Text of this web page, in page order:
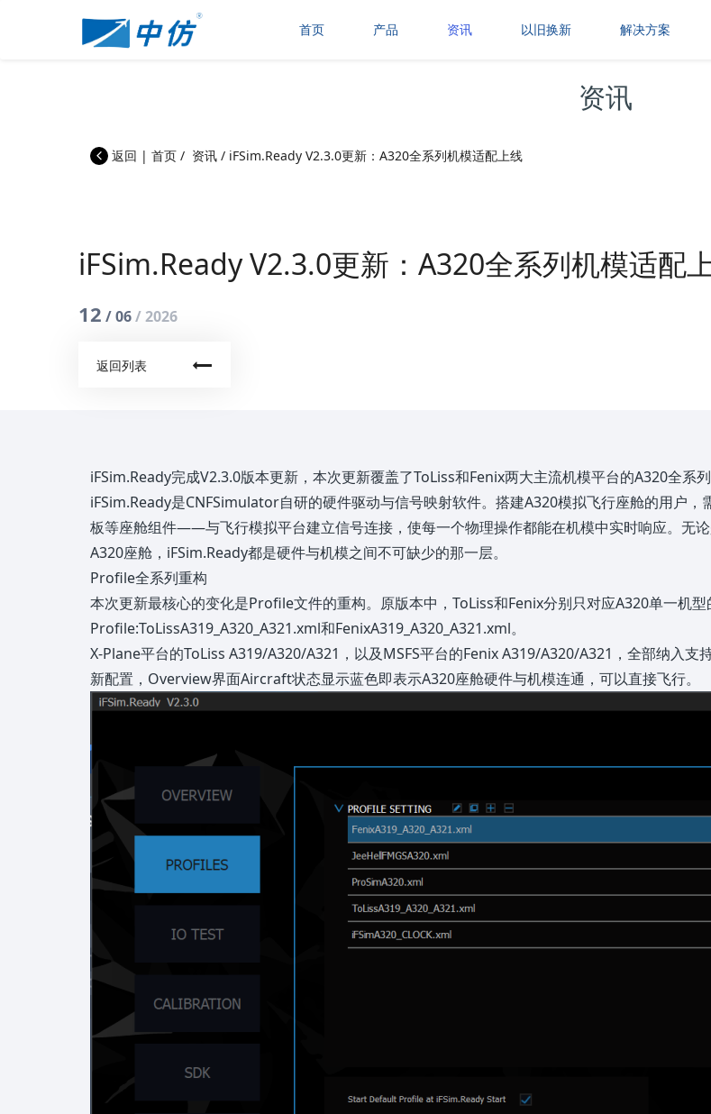
首页 产品 资讯 以旧换新 解决方案
资讯
返回 |首页 / 资讯 / iFSim.Ready V2.3.0更新：A320全系列机模适配上线
iFSim.Ready V2.3.0更新：A320全系列机模适配
12 / 06/ 2026
返回列表
iFSim.Ready完成V2.3.0版本更新，本次更新覆盖了ToLiss和Fenix两大主流机模平台的A320全系列
iFSim.Ready是CNFSimulator自研的硬件驱动与信号映射软件。搭建A320模拟飞行座舱的用户
板等座舱组件——与飞行模拟平台建立信号连接，使每一个物理操作都能在机模中实时响应。无
A320座舱，iFSim.Ready都是硬件与机模之间不可缺少的那一层。
Profile全系列重构
本次更新最核心的变化是Profile文件的重构。原版本中，ToLiss和Fenix分别只对应A320单一机
Profile:ToLissA319_A320_A321.xml和FenixA319_A320_A321.xml。
X-Plane平台的ToLiss A319/A320/A321，以及MSFS平台的Fenix A319/A320/A321，全部纳入
新配置，Overview界面Aircraft状态显示蓝色即表示A320座舱硬件与机模连通，可以直接飞行。